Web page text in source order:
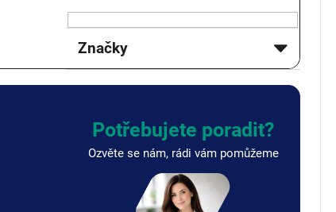
í
Značky
Potřebujete poradit?
Ozvěte se nám, rádi vám pomůžeme